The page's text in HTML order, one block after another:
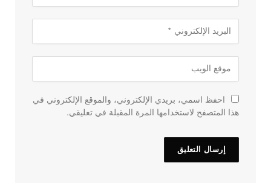
احفظ اسمي، بريدي الإلكتروني، والموقع الإلكتروني في
هذا المتصفح لاستخدامها المرة المقبلة في تعليقي.